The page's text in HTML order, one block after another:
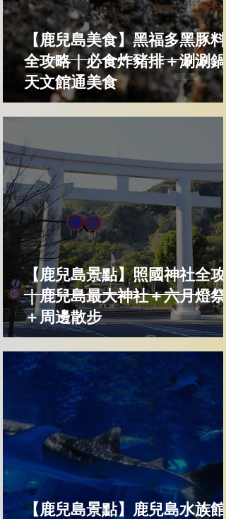
【鹿兒島美食】黑福多黑豚料
全攻略｜必食炸豬排＋涮涮鍋
天文館通美食
【鹿兒島景點】照國神社全攻
｜鹿兒島最大神社＋六月燈祭
＋周邊散步
【鹿兒島景點】鹿兒島水族館